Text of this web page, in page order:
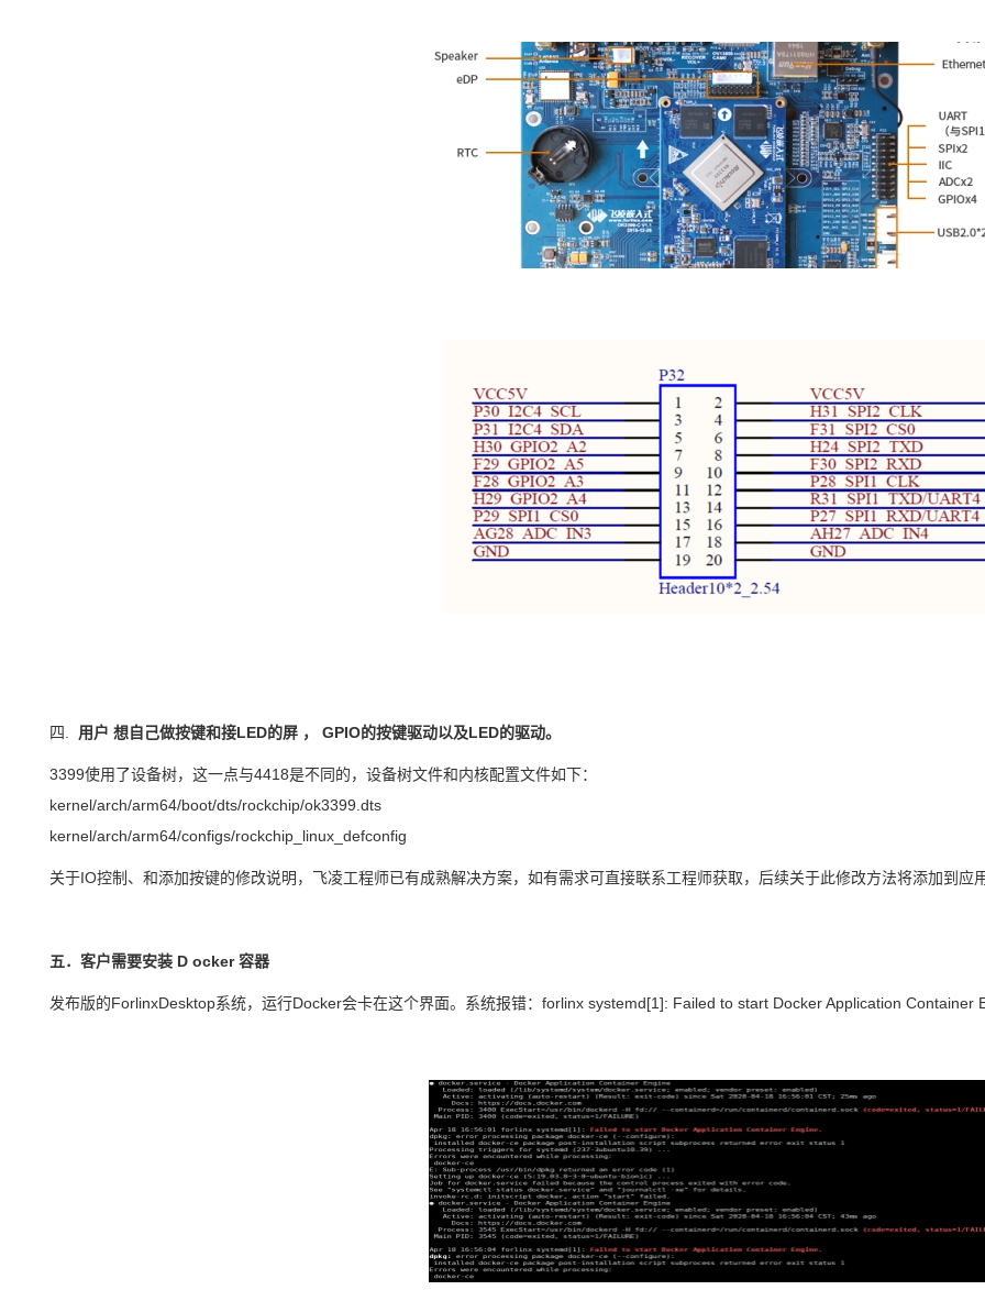
四. 用户 想自己做按键和接LED的屏 ， GPIO的按键驱动以及LED的驱动。
3399使用了设备树，这一点与4418是不同的，设备树文件和内核配置文件如下：
kernel/arch/arm64/boot/dts/rockchip/ok3399.dts
kernel/arch/arm64/configs/rockchip_linux_defconfig
关于IO控制、和添加按键的修改说明， 飞凌工程师已有成熟解决方案，如有需求可直接联系工程师获取，后续关于此修改方法将添加到 应
五．客户需要安装 D ocker 容器
发布版的ForlinxDesktop系统，运行Docker会卡在这个界面。系统报错：forlinx systemd[1]: Failed to start Docker Application Container